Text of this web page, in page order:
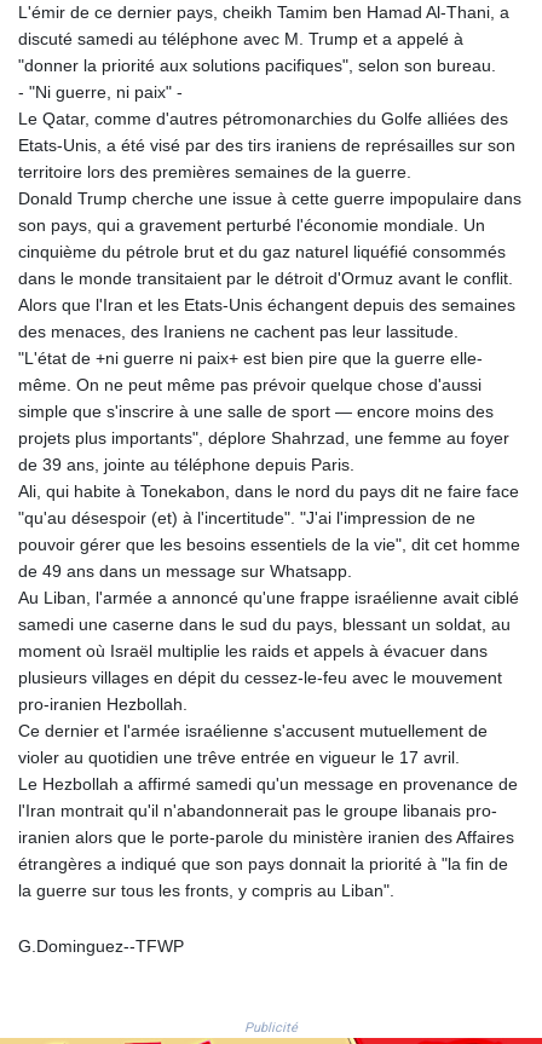
MDL 17.432256
MGA
4307.49732
MMK
2099.552715
3596.040078
MOP 8.095403
MRU 40.165112
MUR 47.07029
MVR 15.459779
MWK
1737.235719
MXN 17.17252
MYR 4.0911
MZN 63.902631
NGN
1364.690247
NIO 36.866479
NPR 152.554158
NZD 1.702835
OMR 0.384495
PAB 1.001866
PGK 4.426427
PHP 60.911017
PKR 278.144356
PLN 3.732765
PYG
5959.485913
L'émir de ce dernier pays, cheikh Tamim ben Hamad Al-Thani, a
discuté samedi au téléphone avec M. Trump et a appelé à
"donner la priorité aux solutions pacifiques", selon son bureau.
- "Ni guerre, ni paix" -
Le Qatar, comme d'autres pétromonarchies du Golfe alliées des
Etats-Unis, a été visé par des tirs iraniens de représailles sur son
territoire lors des premières semaines de la guerre.
Donald Trump cherche une issue à cette guerre impopulaire dans
son pays, qui a gravement perturbé l'économie mondiale. Un
cinquième du pétrole brut et du gaz naturel liquéfié consommés
dans le monde transitaient par le détroit d'Ormuz avant le conflit.
Alors que l'Iran et les Etats-Unis échangent depuis des semaines
des menaces, des Iraniens ne cachent pas leur lassitude.
"L'état de +ni guerre ni paix+ est bien pire que la guerre elle-
même. On ne peut même pas prévoir quelque chose d'aussi
simple que s'inscrire à une salle de sport — encore moins des
projets plus importants", déplore Shahrzad, une femme au foyer
de 39 ans, jointe au téléphone depuis Paris.
Ali, qui habite à Tonekabon, dans le nord du pays dit ne faire face
"qu'au désespoir (et) à l'incertitude". "J'ai l'impression de ne
pouvoir gérer que les besoins essentiels de la vie", dit cet homme
de 49 ans dans un message sur Whatsapp.
Au Liban, l'armée a annoncé qu'une frappe israélienne avait ciblé
samedi une caserne dans le sud du pays, blessant un soldat, au
moment où Israël multiplie les raids et appels à évacuer dans
plusieurs villages en dépit du cessez-le-feu avec le mouvement
pro-iranien Hezbollah.
Ce dernier et l'armée israélienne s'accusent mutuellement de
violer au quotidien une trêve entrée en vigueur le 17 avril.
Le Hezbollah a affirmé samedi qu'un message en provenance de
l'Iran montrait qu'il n'abandonnerait pas le groupe libanais pro-
iranien alors que le porte-parole du ministère iranien des Affaires
étrangères a indiqué que son pays donnait la priorité à "la fin de
la guerre sur tous les fronts, y compris au Liban".
G.Dominguez--TFWP
Publicité